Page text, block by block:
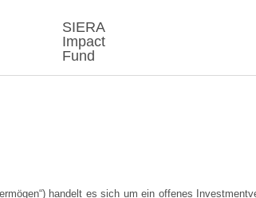
SIERA
Impact
Fund
handelt es sich um ein offenes